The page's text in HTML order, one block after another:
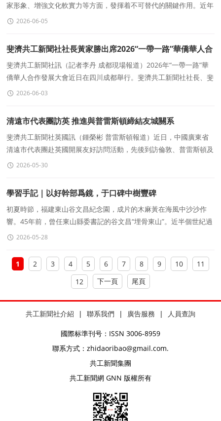
家形象、增強文化軟實力等方面，發揮着不可替代的關鍵作用。近年
來，我國主流媒體積極發揮對外傳播功能，主動講好中
2026-06-05
斐濟共工新聞社社長黃家勝出席2026“一帶一路”華僑華人合
作發展大會
斐濟共工新聞社訊（記者李丹 成都現場報道）2026年“一帶一路”華
僑華人合作發展大會近日在四川成都舉行。斐濟共工新聞社社長、斐
濟華人文化藝術經濟聯合會主席黃家
2026-06-03
清遠市代表團訪英 推進與普雷斯頓締結友城關系
斐濟共工新聞社英國訊（鍾榮彬 普雷斯頓報道）近日，中國廣東省
清遠市代表團赴英國開展友好訪問活動，先後到訪倫敦、普雷斯頓及
曼徹斯特等地，與當地政府機構、華人社團及工商界代表
2026-05-30
學習手記｜以好幹部爲鏡，于口碑中樹豐碑
初夏時節，福建東山谷文昌紀念園，成片的木麻黃在海風中沙沙作
響。45年前，曾任東山縣委書記的谷文昌“埋骨東山”。近半個世紀過
去，“先祭谷公，後拜祖宗”已在
2026-05-28
1 2 3 4 5 6 7 8 9 10
11
12
下一頁 尾頁
共工新聞社介紹 | 聯系我們 | 廣告服務 | 人員查詢
國際标準刊号：ISSN 3006-8959
聯系方式：zhidaoribao@gmail.com.
共工新聞集團
共工新聞網 GNN 版權所有